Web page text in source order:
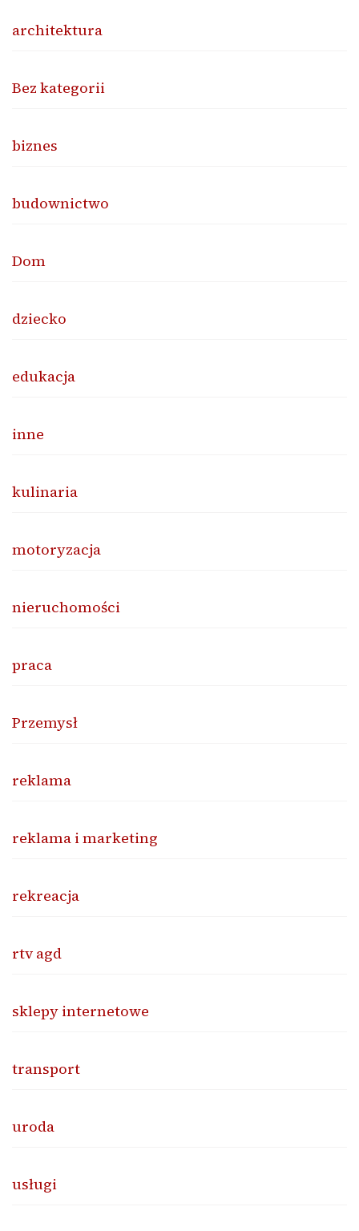
architektura
Bez kategorii
biznes
budownictwo
Dom
dziecko
edukacja
inne
kulinaria
motoryzacja
nieruchomości
praca
Przemysł
reklama
reklama i marketing
rekreacja
rtv agd
sklepy internetowe
transport
uroda
usługi